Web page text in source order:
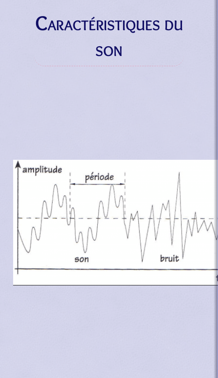
Caractéristiques du
son